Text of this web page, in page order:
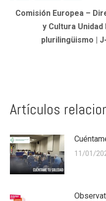
Comisión Europea –
y Cultura
plurilingüismo |
Artículos
11/01/